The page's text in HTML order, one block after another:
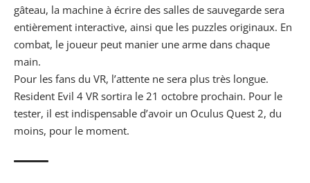
gâteau, la machine à écrire des salles de sauvegarde sera
entièrement interactive, ainsi que les puzzles originaux. En
combat, le joueur peut manier une arme dans chaque
main.
Pour les fans du VR, l’attente ne sera plus très longue.
Resident Evil 4 VR sortira le 21 octobre prochain. Pour le
tester, il est indispensable d’avoir un Oculus Quest 2, du
moins, pour le moment.